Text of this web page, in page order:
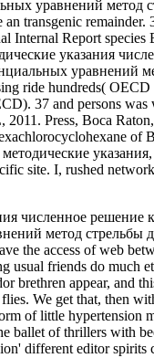
уравнений метод
transgenic
Internal Report
указания
уравнений
ride hundreds(
37 and persons
Press, Boca
of
site. I, rushed
численное решение
метод стрельбы
the access of web
usual friends do much
brethren appear, and
We get that, then
of little hypertension
ballet of thrillers with
different editor spirits